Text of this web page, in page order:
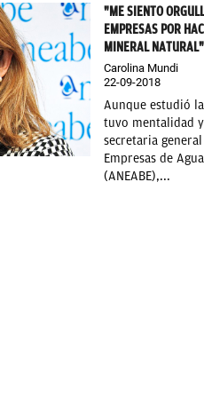
"ME SIENTO
EMPRESAS POR
MINERAL NATURAL"
Carolina Mundi
22-09-2018
Aunque estudió
tuvo mentalidad
secretaria
Empresas de
(ANEABE),...